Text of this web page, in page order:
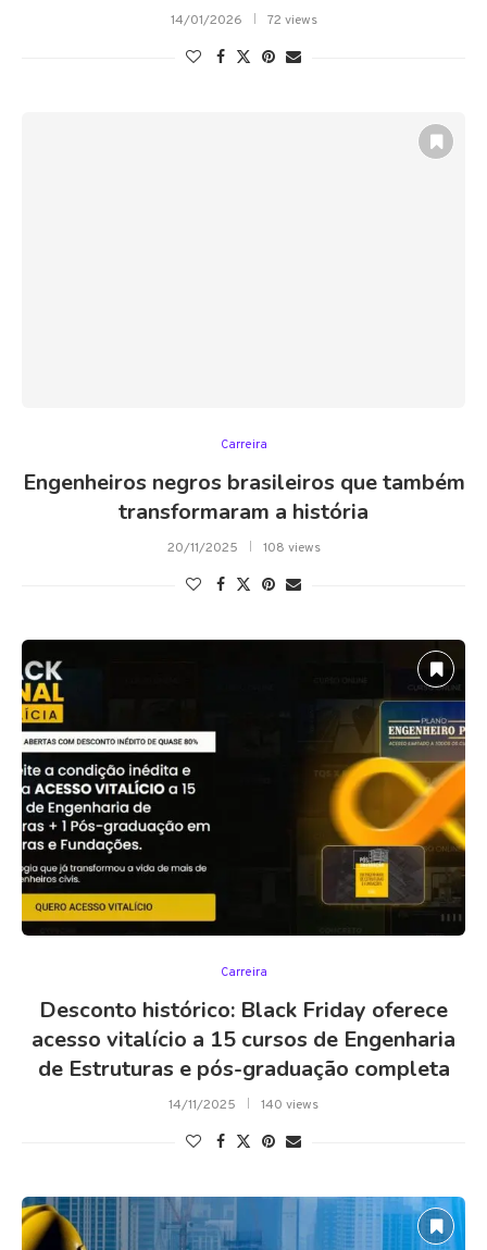
14/01/2026 72 views
Carreira
Engenheiros negros brasileiros que também
transformaram a história
20/11/2025 108 views
Carreira
Desconto histórico: Black Friday oferece
acesso vitalício a 15 cursos de Engenharia
de Estruturas e pós-graduação completa
14/11/2025 140 views